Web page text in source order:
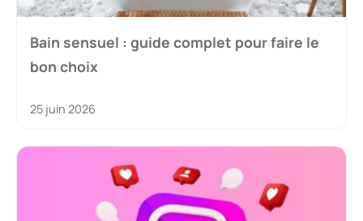
Bain sensuel : guide complet pour faire le
bon choix
25 juin 2026